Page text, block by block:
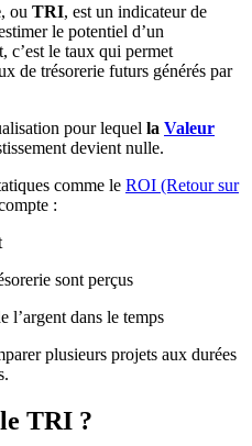
, ou TRI, est un indicateur de
le potentiel d’un
c’est le taux qui permet
de trésorerie futurs générés par
pour lequel la Valeur
devient nulle.
comme le ROI (Retour sur
:
sont perçus
l’argent dans le temps
plusieurs projets aux durées
TRI ?